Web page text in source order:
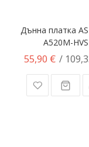
Дънна платка
A520M-HVS
55,90 € /